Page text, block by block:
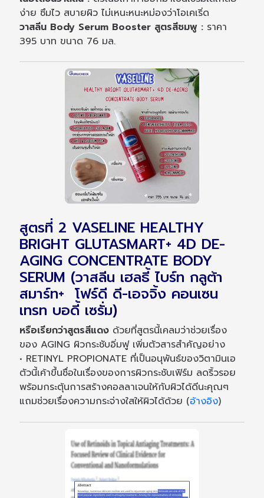
ง่าย ซึมไว สบายผิว ไม่เหนะหนะหม่องว่าโอเคเริ่ด
วาสลีน Body Serum Booster สูตรสีชมพู : ราคา
395 บาท ขนาด 76 มล.
สูตรที่ 2 VASELINE HEALTHY
BRIGHT GLUTASMART+ 4D DE-
AGING CONCENTRATE BODY
SERUM (วาสลีน เฮลธี้ ไบร์ท กลูต้า
สมาร์ท+ โฟร์ดี ดี-เอจจิ้ง คอนเซน
เทรท บอดี้ เซรั่ม)
หรือเรียกว่าสูตรสีแดง ด้วยที่สูตรนี้เคลมว่าช่วยเรื่อง
ของ AGING ผิวกระชับอิ่มฟู เพิ่มตัวสารสำคัญอย่าง
• RETINYL PROPIONATE ที่เป็นอนุพันธ์ของวิตามินเอ
ตัวนี้เค้าขึ้นชื่อในเรื่องของการผิวกระชับเฟิร์ม ลดริ้วรอย
พร้อมกระตุ้นการสร้างคอลลาเจนให้กับผิวได้ดีนะคุณๆ
แถมช่วยเรื่องความกระจ่างใสให้ผิวได้ด้วย (อ้างอิง)